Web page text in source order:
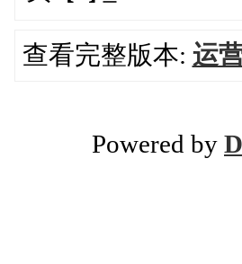
查看完整版本: 运
Powered by